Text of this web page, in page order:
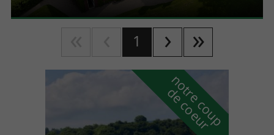
1
n
o
t
r
e
c
o
u
p
d
e
c
o
e
u
r